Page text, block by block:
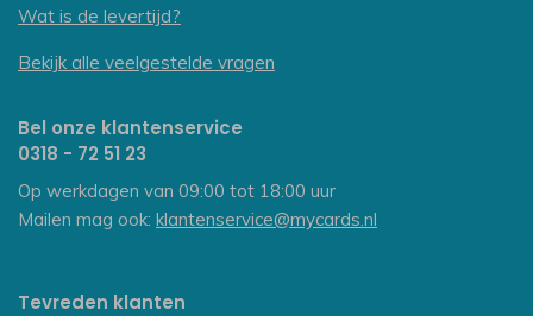
Wat is de levertijd?
Bekijk alle veelgestelde vragen
Bel onze klantenservice
0318 - 72 51 23
Op werkdagen van 09:00 tot 18:00 uur
Mailen mag ook: klantenservice@mycards.nl
Tevreden klanten